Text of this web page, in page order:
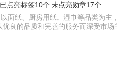
已点亮标签10个 未点亮勋章17个
面纸、厨房用纸。湿巾等品类为
良的品质和完善的服务而深受市